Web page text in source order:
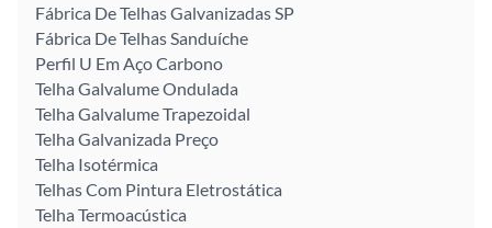
Fábrica De Telhas Galvanizadas SP
Fábrica De Telhas Sanduíche
Perfil U Em Aço Carbono
Telha Galvalume Ondulada
Telha Galvalume Trapezoidal
Telha Galvanizada Preço
Telha Isotérmica
Telhas Com Pintura Eletrostática
Telha Termoacústica